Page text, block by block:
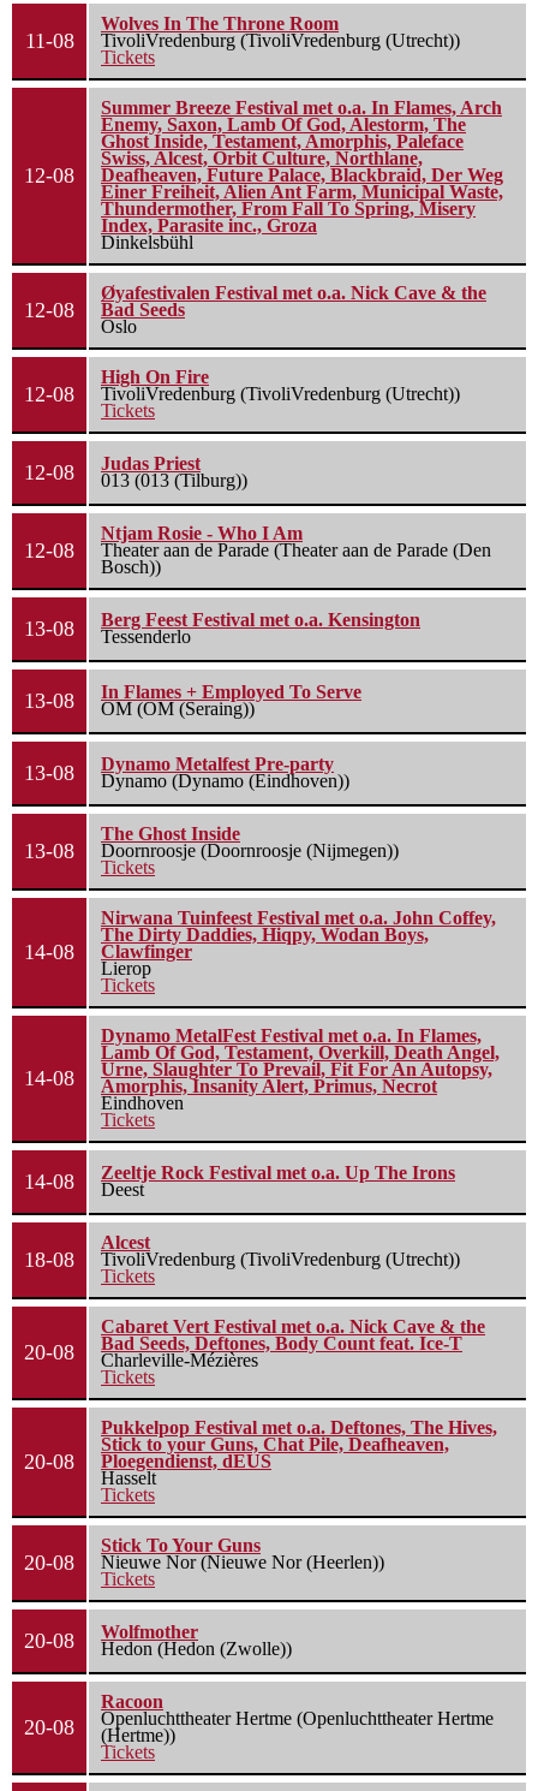
11-08
Wolves In The Throne Room
TivoliVredenburg (TivoliVredenburg (Utrecht))
Tickets
12-08
Summer Breeze Festival met o.a. In Flames, Arch
Enemy, Saxon, Lamb Of God, Alestorm, The
Ghost Inside, Testament, Amorphis, Paleface
Swiss, Alcest, Orbit Culture, Northlane,
Deafheaven, Future Palace, Blackbraid, Der Weg
Einer Freiheit, Alien Ant Farm, Municipal Waste,
Thundermother, From Fall To Spring, Misery
Index, Parasite inc., Groza
Dinkelsbühl
12-08
Øyafestivalen Festival met o.a. Nick Cave & the
Bad Seeds
Oslo
12-08
High On Fire
TivoliVredenburg (TivoliVredenburg (Utrecht))
Tickets
12-08
Judas Priest
013 (013 (Tilburg))
12-08
Ntjam Rosie - Who I Am
Theater aan de Parade (Theater aan de Parade (Den
Bosch))
13-08
Berg Feest Festival met o.a. Kensington
Tessenderlo
13-08
In Flames + Employed To Serve
OM (OM (Seraing))
13-08
Dynamo Metalfest Pre-party
Dynamo (Dynamo (Eindhoven))
13-08
The Ghost Inside
Doornroosje (Doornroosje (Nijmegen))
Tickets
14-08
Nirwana Tuinfeest Festival met o.a. John Coffey,
The Dirty Daddies, Hiqpy, Wodan Boys,
Clawfinger
Lierop
Tickets
14-08
Dynamo MetalFest Festival met o.a. In Flames,
Lamb Of God, Testament, Overkill, Death Angel,
Urne, Slaughter To Prevail, Fit For An Autopsy,
Amorphis, Insanity Alert, Primus, Necrot
Eindhoven
Tickets
14-08
Zeeltje Rock Festival met o.a. Up The Irons
Deest
18-08
Alcest
TivoliVredenburg (TivoliVredenburg (Utrecht))
Tickets
20-08
Cabaret Vert Festival met o.a. Nick Cave & the
Bad Seeds, Deftones, Body Count feat. Ice-T
Charleville-Mézières
Tickets
20-08
Pukkelpop Festival met o.a. Deftones, The Hives,
Stick to your Guns, Chat Pile, Deafheaven,
Ploegendienst, dEUS
Hasselt
Tickets
20-08
Stick To Your Guns
Nieuwe Nor (Nieuwe Nor (Heerlen))
Tickets
20-08
Wolfmother
Hedon (Hedon (Zwolle))
20-08
Racoon
Openluchttheater Hertme (Openluchttheater Hertme
(Hertme))
Tickets